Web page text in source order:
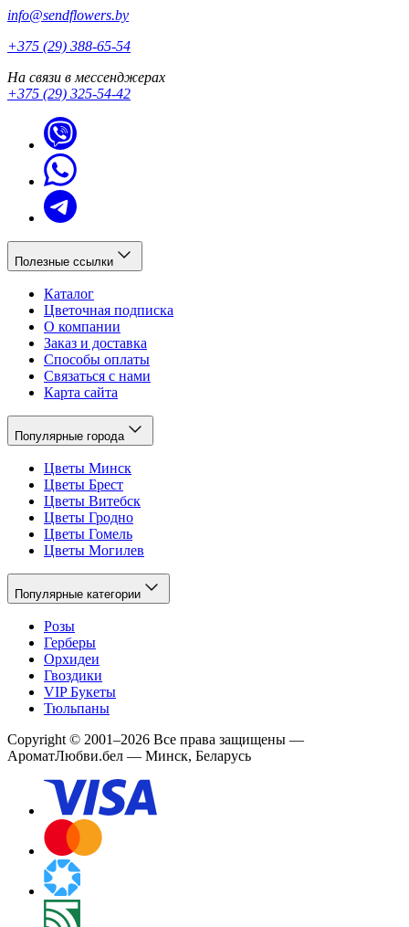
info@sendflowers.by
+375 (29) 388-65-54
На связи в мессенджерах
+375 (29) 325-54-42
Полезные ссылки
Каталог
Цветочная подписка
О компании
Заказ и доставка
Способы оплаты
Связаться с нами
Карта сайта
Популярные города
Цветы Минск
Цветы Брест
Цветы Витебск
Цветы Гродно
Цветы Гомель
Цветы Могилев
Популярные категории
Розы
Герберы
Орхидеи
Гвоздики
VIP Букеты
Тюльпаны
Copyright © 2001–2026 Все права защищены —
АроматЛюбви.бел — Минск, Беларусь